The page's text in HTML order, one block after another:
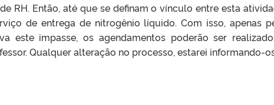
RH. Então, até que se definam o vínculo entre esta
de entrega de nitrogênio líquido. Com isso, apenas
este impasse, os agendamentos poderão ser
Qualquer alteração no processo, estarei informando-